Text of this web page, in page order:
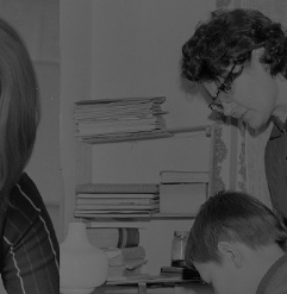
dane osobowe w następujących
skanowanie charakterystyki
Spersonalizowane reklamy i
Partnerów